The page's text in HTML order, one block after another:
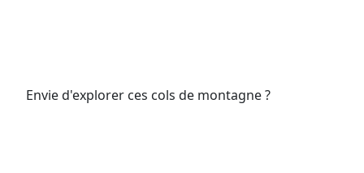
Envie d'explorer ces cols de montagne ?